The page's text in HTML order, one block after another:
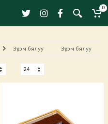
0
Зүсэм бялуу Зүсэм бялуу